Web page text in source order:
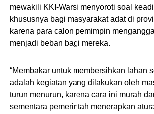
mewakili KKI-Warsi menyoroti soal
khususnya bagi masyarakat adat di
karena para calon pemimpin
menjadi beban bagi mereka.
“Membakar untuk membersihkan lahan
adalah kegiatan yang dilakukan oleh
turun menurun, karena cara ini murah
sementara pemerintah menerapkan